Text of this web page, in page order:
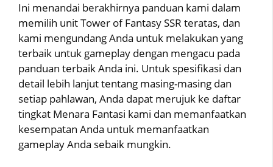
Ini menandai berakhirnya panduan kami dalam
memilih unit Tower of Fantasy SSR teratas, dan
kami mengundang Anda untuk melakukan yang
terbaik untuk gameplay dengan mengacu pada
panduan terbaik Anda ini. Untuk spesifikasi dan
detail lebih lanjut tentang masing-masing dan
setiap pahlawan, Anda dapat merujuk ke daftar
tingkat Menara Fantasi kami dan memanfaatkan
kesempatan Anda untuk memanfaatkan
gameplay Anda sebaik mungkin.